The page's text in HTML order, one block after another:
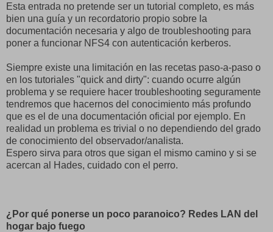
Esta entrada no pretende ser un tutorial completo, es más
bien una guía y un recordatorio propio sobre la
documentación necesaria y algo de troubleshooting para
poner a funcionar NFS4 con autenticación kerberos.
Siempre existe una limitación en las recetas paso-a-paso o
en los tutoriales "quick and dirty": cuando ocurre algún
problema y se requiere hacer troubleshooting seguramente
tendremos que hacernos del conocimiento más profundo
que es el de una documentación oficial por ejemplo. En
realidad un problema es trivial o no dependiendo del grado
de conocimiento del observador/analista.
Espero sirva para otros que sigan el mismo camino y si se
acercan al Hades, cuidado con el perro.
¿Por qué ponerse un poco paranoico? Redes LAN del
hogar bajo fuego